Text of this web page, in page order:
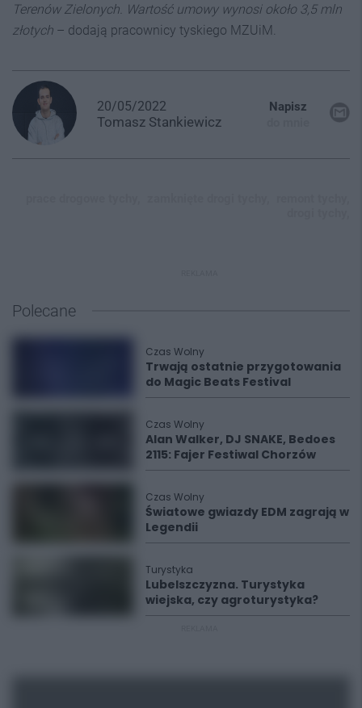
Terenów Zielonych. Wartość umowy wynosi około 3,5 mln
złotych – dodają pracownicy tyskiego MZUiM.
20/05/2022
Tomasz Stankiewicz
Napisz
Polecane
Czas Wolny
Trwają ostatnie przygotowania
do Magic Beats Festival
Czas Wolny
Alan Walker, DJ SNAKE, Bedoes
2115: Fajer Festiwal Chorzów
Czas Wolny
Światowe gwiazdy EDM zagrają w
Legendii
Turystyka
Lubelszczyzna. Turystyka
wiejska, czy agroturystyka?